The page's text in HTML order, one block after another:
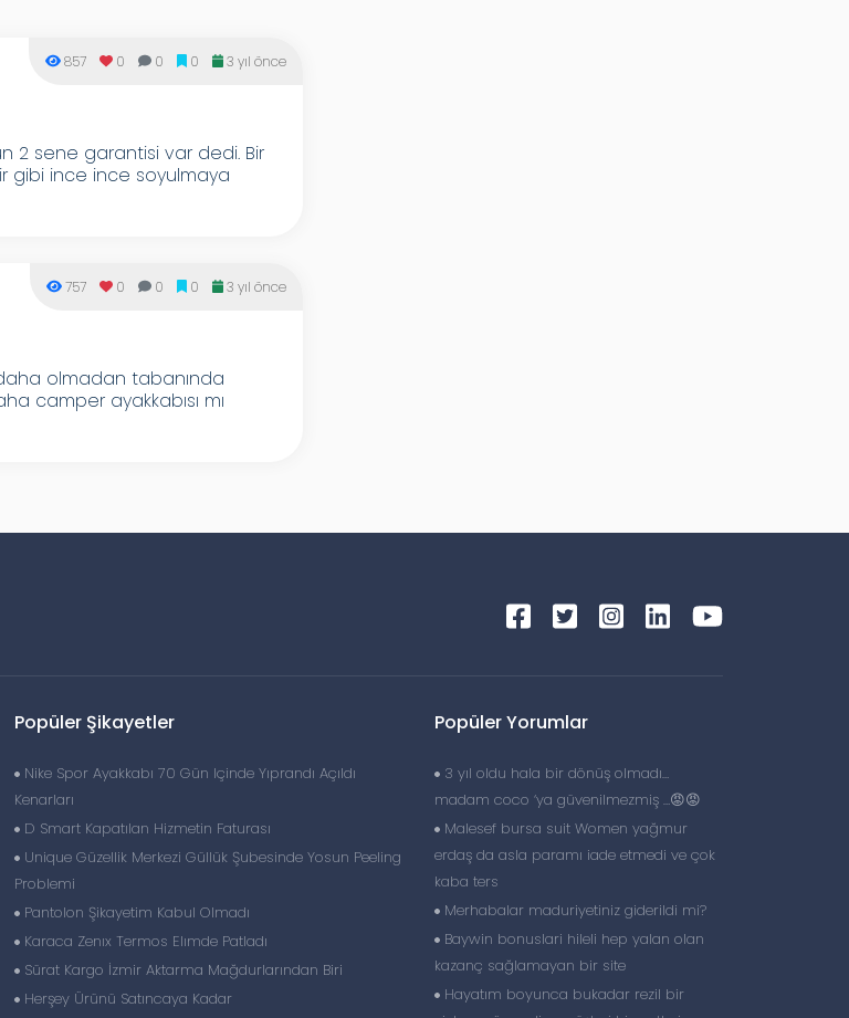
857 0 0 0 3 yıl önce
2 sene garantisi var dedi. Bir
gibi ince ince soyulmaya
757 0 0 0 3 yıl önce
olmadan tabanında
camper ayakkabısı mı
Popüler Şikayetler
Nike Spor Ayakkabı 70 Gün Içinde Yıprandı Açıldı
Kenarları
D Smart Kapatılan Hizmetin Faturası
Unique Güzellik Merkezi Güllük Şubesinde Yosun Peeling
Problemi
Pantolon Şikayetim Kabul Olmadı
Karaca Zenıx Termos Elımde Patladı
Sürat Kargo İzmir Aktarma Mağdurlarından Biri
Herşey Ürünü Satıncaya Kadar
Popüler Yorumlar
3 yıl oldu hala bir dönüş olmadı…
madam coco ‘ya güvenilmezmiş …😡😡
Malesef bursa suit Women yağmur
erdaş da asla paramı iade etmedi ve çok
kaba ters
Merhabalar maduriyetiniz giderildi mi?
Baywin bonuslari hileli hep yalan olan
kazanç sağlamayan bir site
Hayatım boyunca bukadar rezil bir